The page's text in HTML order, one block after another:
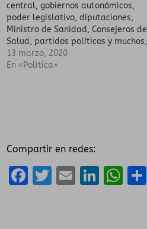
central, gobiernos autonómicos,
poder legislativo, diputaciones,
Ministro de Sanidad, Consejeros de
Salud, partidos políticos y muchos,
muchos altos cargos que cobran
puntualmente de todos nosotros.
13 marzo, 2020
En «Política»
Compartir en redes:
F
T
E
Li
W